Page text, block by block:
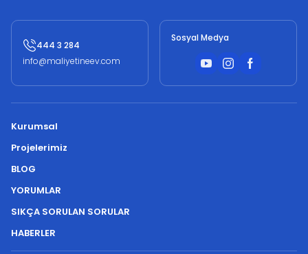
444 3 284
info@maliyetineev.com
Sosyal Medya
Kurumsal
Projelerimiz
BLOG
YORUMLAR
SIKÇA SORULAN SORULAR
HABERLER